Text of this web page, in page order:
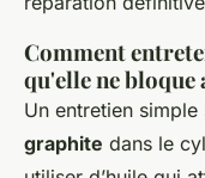
Comment
qu'elle ne bloque
Un entretien
graphite dans le